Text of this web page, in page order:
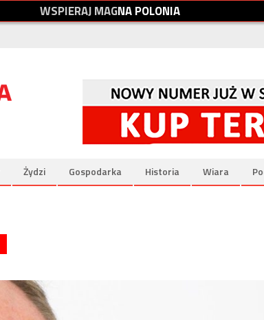
WSPIERAJMAGNAPOLONIA
Żydzi Gospodarka Historia Wiara